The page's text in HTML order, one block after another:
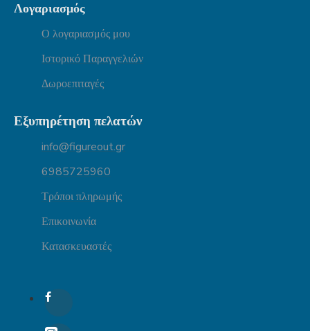
Λογαριασμός
Ο λογαριασμός μου
Ιστορικό Παραγγελιών
Δωροεπιταγές
Εξυπηρέτηση πελατών
info@figureout.gr
6985725960
Τρόποι πληρωμής
Επικοινωνία
Κατασκευαστές